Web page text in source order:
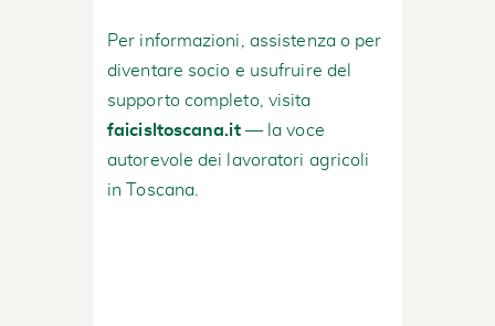
Per informazioni, assistenza o per
diventare socio e usufruire del
supporto completo, visita
faicisltoscana.it— la voce
autorevole dei lavoratori agricoli
in Toscana.